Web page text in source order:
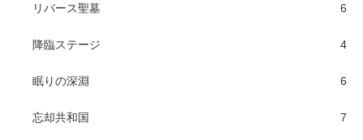
リバース聖墓 6
降臨ステージ 4
眠りの深淵 6
忘却共和国 7